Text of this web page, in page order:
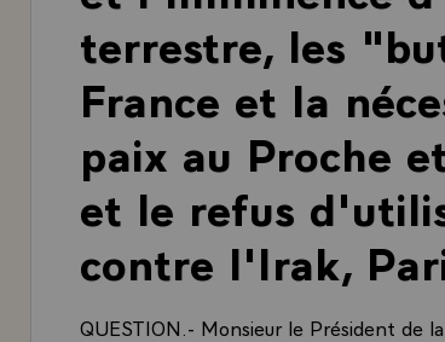
terrestre, les
France et la
paix au Proche
et le refus
contre l'Irak,
QUESTION.- Monsieur le Président de